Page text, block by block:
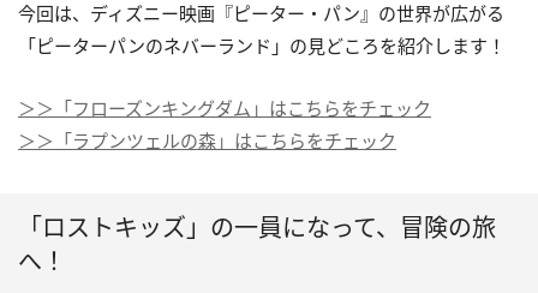
今回は、ディズニー映画『ピーター・パン』の世界が広がる
「ピーターパンのネバーランド」の見どころを紹介します！
＞＞「フローズンキングダム」はこちらをチェック
＞＞「ラプンツェルの森」はこちらをチェック
「ロストキッズ」の一員になって、冒険の旅
へ！